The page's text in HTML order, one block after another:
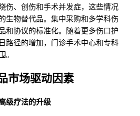
伤、创伤和手术并发症，这些情况
生物替代品。集中采购和多学科伤
和协议的标准化。随着更多伤口护
路径的增加，门诊手术中心和专科
。
市场驱动因素
级疗法的升级